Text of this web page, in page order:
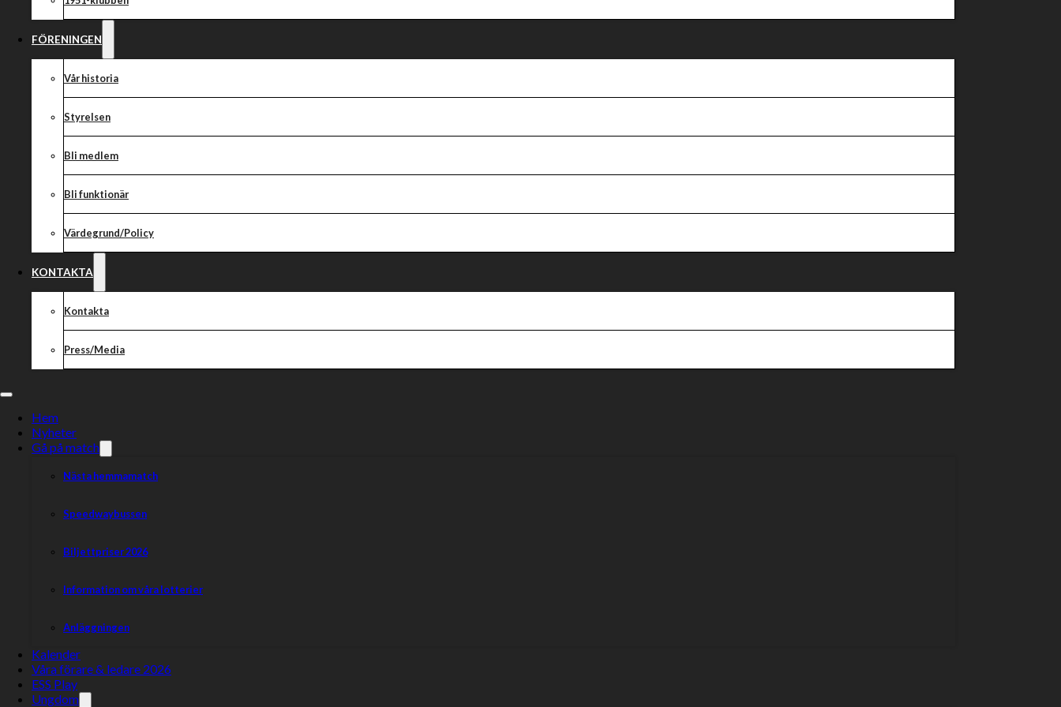
FÖRENINGEN
Vår historia
Styrelsen
Bli medlem
Bli funktionär
Värdegrund/Policy
KONTAKTA
Kontakta
Press/Media
Hem
Nyheter
Gå på match
Nästa hemmamatch
Speedwaybussen
Biljettpriser 2026
Information om våra lotterier
Anläggningen
Kalender
Våra förare & ledare 2026
ESS Play
Ungdom